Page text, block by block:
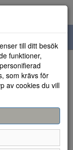
till ditt besök
funktioner,
som krävs för
av cookies du vill